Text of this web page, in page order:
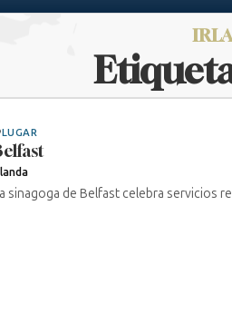
LUGAR
sinagoga de Belfast celebra servicios